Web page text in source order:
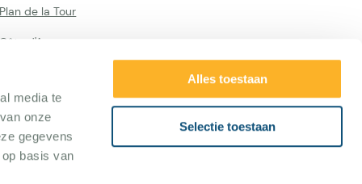
media te
onze
gegevens
basis van
Alles toestaan
Selectie toestaan
de la Tour
d'Azur